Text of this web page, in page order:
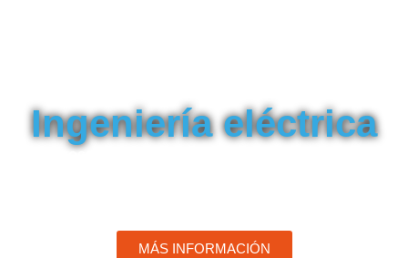
Ingeniería eléctrica
Empresa aragonesa especializada en ingeniería
MÁS INFORMACIÓN